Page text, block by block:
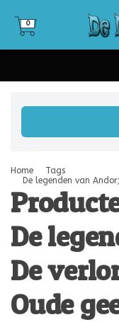
0
0
Home
Tags
De legenden van
De
De
Oude